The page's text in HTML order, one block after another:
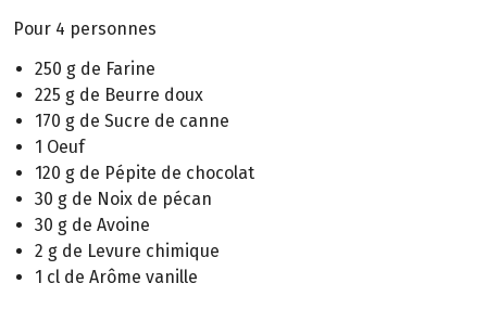
Pour 4 personnes
250 g de Farine
225 g de Beurre doux
170 g de Sucre de canne
1 Oeuf
120 g de Pépite de chocolat
30 g de Noix de pécan
30 g de Avoine
2 g de Levure chimique
1 cl de Arôme vanille